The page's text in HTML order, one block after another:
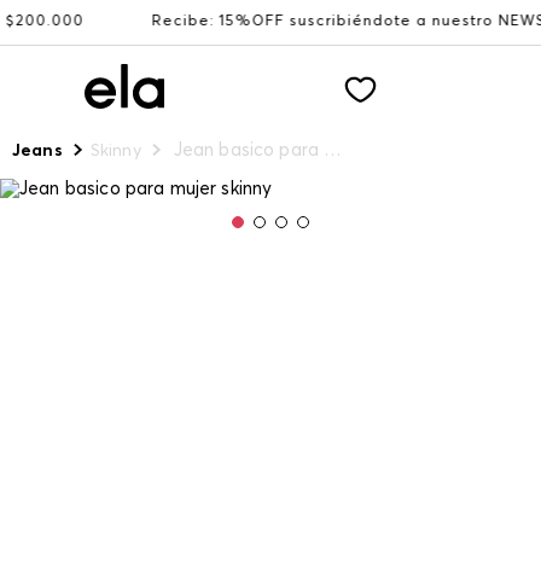
Recibe: 15%OFF suscribiéndote a nuestro
Jeans Skinny Jean basico para mujer skinny